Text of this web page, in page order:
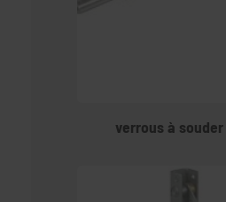
verrous à souder